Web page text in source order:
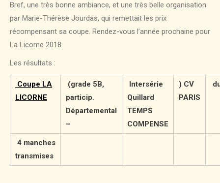
Bref, une très bonne ambiance, et une très belle organisation
par Marie-Thérèse Jourdas, qui remettait les prix
récompensant sa coupe. Rendez-vous l’année prochaine pour
La Licorne 2018.
Les résultats :
Coupe LA
LICORNE
(grade 5B,
particip.
Départemental
–
Intersérie
Quillard
TEMPS
COMPENSE
) CV
PARIS
4 manches
transmises